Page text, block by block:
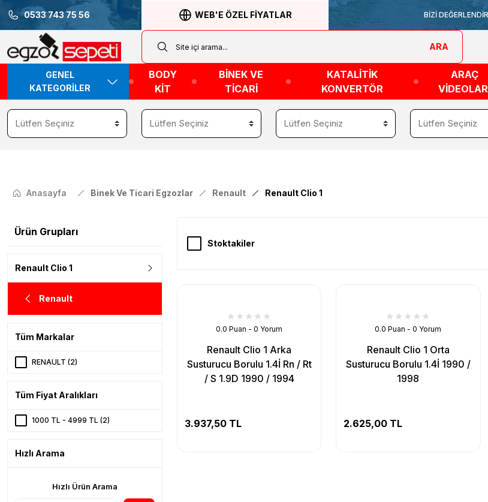
0533 743 75 56 WEB'E ÖZEL FİYATLAR BİZİ DEĞERLENDİR
ARA
GENEL
KATEGORİLER
BODY
KİT
BİNEK VE
TİCARİ
KATALİTİK
KONVERTÖR
ARAÇ
Anasayfa Binek Ve Ticari Egzozlar Renault Renault Clio 1
Ürün Grupları
Renault Clio 1
Renault
Tüm Markalar
RENAULT (2)
Tüm Fiyat Aralıkları
1000 TL - 4999 TL (2)
Hızlı Arama
Hızlı Ürün Arama
Stoktakiler
0.0 Puan - 0 Yorum
Renault Clio 1 Arka
Susturucu Borulu 1.4İ Rn / Rt
/ S 1.9D 1990 / 1994
3.937,50 TL
0.0 Puan - 0 Yorum
Renault Clio 1 Orta
Susturucu Borulu 1.4İ 1990 /
1998
2.625,00 TL